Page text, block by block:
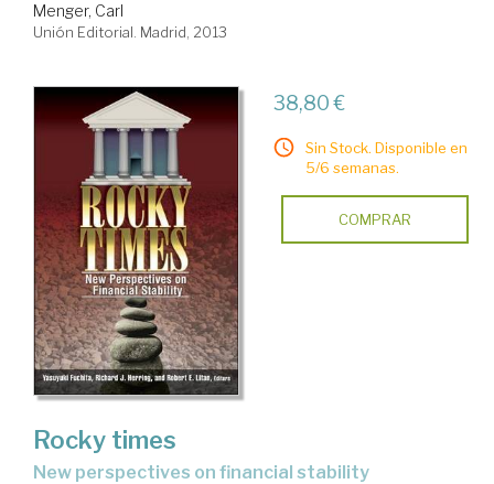
Menger, Carl
Unión Editorial. Madrid, 2013
38,80 €
Sin Stock. Disponible en
5/6 semanas.
COMPRAR
Rocky times
new perspectives on financial stability